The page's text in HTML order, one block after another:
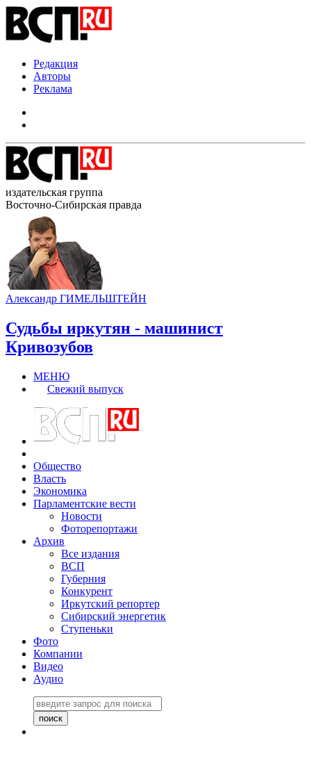
Редакция
Авторы
Реклама
издательская группа
Восточно-Сибирская правда
Александр ГИМЕЛЬШТЕЙН
Судьбы иркутян - машинист
Кривозубов
МЕНЮ
Свежий выпуск
Общество
Власть
Экономика
Парламентские вести
Новости
Фоторепортажи
Архив
Все издания
ВСП
Губерния
Конкурент
Иркутский репортер
Сибирский энергетик
Ступеньки
Фото
Компании
Видео
Аудио